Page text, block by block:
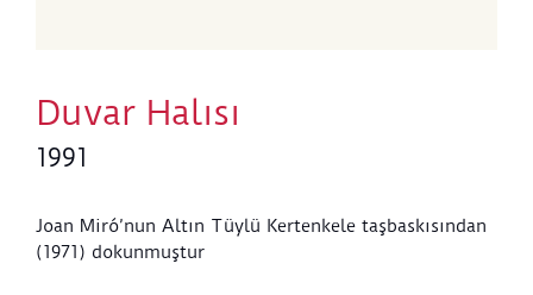
Duvar Halısı
1991
Joan Miró’nun Altın Tüylü Kertenkele taşbaskısından
(1971) dokunmuştur